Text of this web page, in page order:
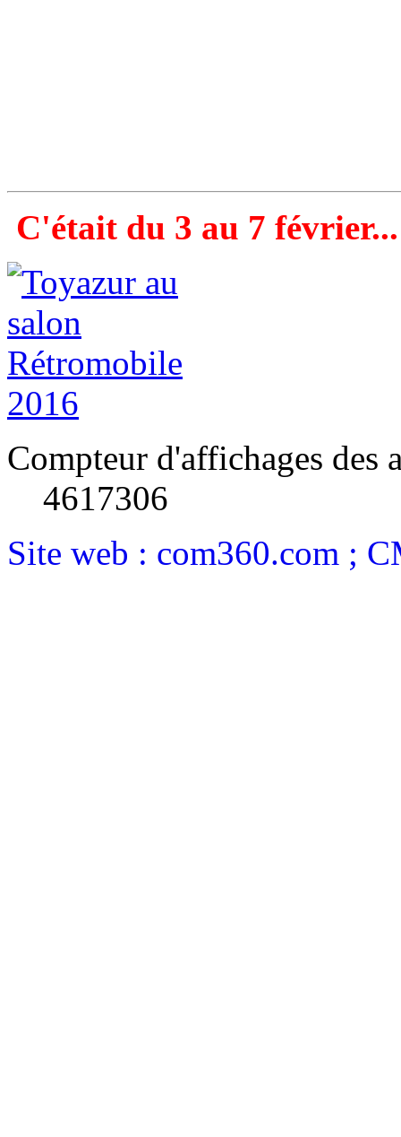
C'était du 3 au 7 février...
Compteur d'affichages des
4617306
Site web : com360.com ;